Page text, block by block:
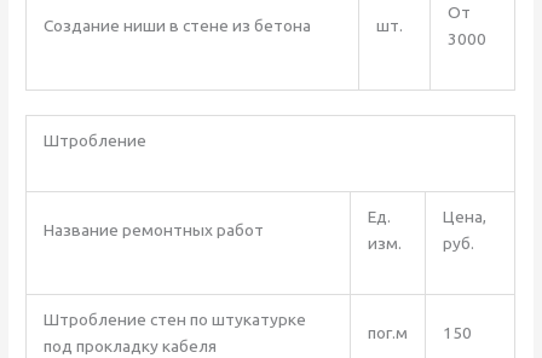
Создание ниши в стене из бетона шт.
От
3000
Штробление
Название ремонтных работ
Ед.
изм.
Цена,
руб.
Штробление стен по штукатурке
под прокладку кабеля
пог.м 150